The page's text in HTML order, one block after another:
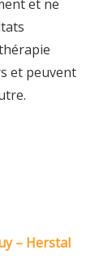
et ne
et peuvent
– Herstal